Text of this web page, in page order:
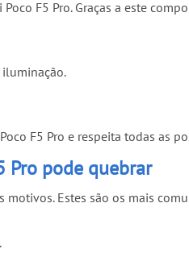
F5 Pro. Graças a este
F5 Pro e respeita todas as
Pro pode quebrar
Estes são os mais